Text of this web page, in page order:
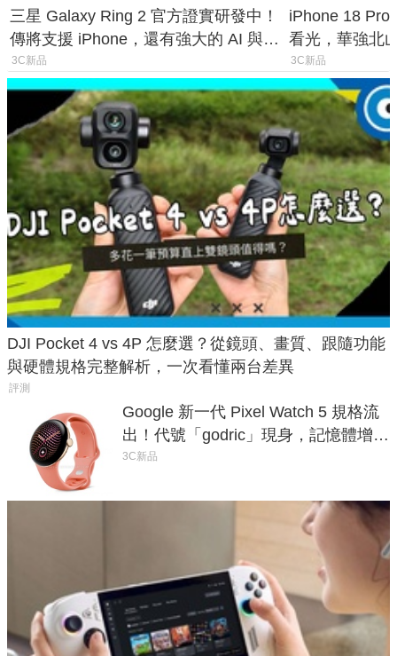
三星 Galaxy Ring 2 官方證實研發中！
傳將支援 iPhone，還有強大的 AI 與智
慧家電連動功能
3C新品
iPhone 18 Pro
看光，華強北
山寨機無法復
3C新品
DJI Pocket 4 vs 4P 怎麼選？從鏡頭、畫質、跟隨功能
與硬體規格完整解析，一次看懂兩台差異
評測
Google 新一代 Pixel Watch 5 規格流
出！代號「godric」現身，記憶體增強
鎖定 AI 應用
3C新品